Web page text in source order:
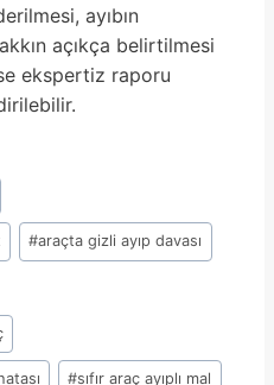
ayıbın
açıkça belirtilmesi
ekspertiz raporu
#araçta gizli ayıp davası
#sıfır araç ayıplı mal